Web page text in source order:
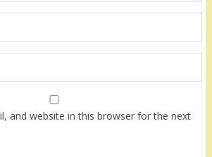
and website in this browser for the next